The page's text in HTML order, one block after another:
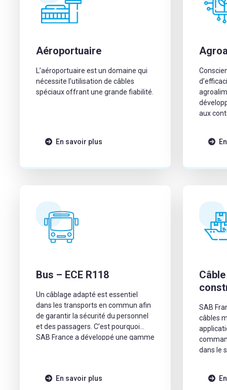
Aéroportuaire
L’aéroportuaire est un domaine qui
nécessite l’utilisation de câbles
spéciaux offrant une grande fiabilité.
En savoir plus
aux
Bus – ECE R118
Un câblage adapté est essentiel
dans les transports en commun afin
de garantir la sécurité du personnel
et des passagers. C’est pourquoi
SAB France a développé une gamme
En savoir plus
SAB
câbles
dans le
telles